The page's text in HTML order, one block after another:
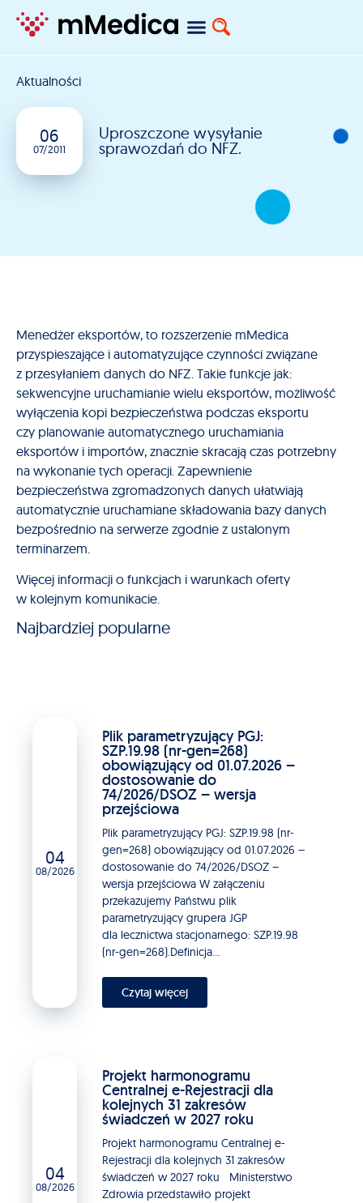
Aktualności
06
07/2011
Uproszczone wysyłanie
sprawozdań do NFZ.
Menedżer eksportów, to rozszerzenie mMedica
przyspieszające i automatyzujące czynności związane
z przesyłaniem danych do NFZ. Takie funkcje jak:
sekwencyjne uruchamianie wielu eksportów, możliwość
wyłączenia kopi bezpieczeństwa podczas eksportu
czy planowanie automatycznego uruchamiania
eksportów i importów, znacznie skracają czas potrzebny
na wykonanie tych operacji. Zapewnienie
bezpieczeństwa zgromadzonych danych ułatwiają
automatycznie uruchamiane składowania bazy danych
bezpośrednio na serwerze zgodnie z ustalonym
terminarzem.
Więcej informacji o funkcjach i warunkach oferty
w kolejnym komunikacie.
Najbardziej popularne
04
08/2026
Plik parametryzujący PGJ:
SZP.19.98 (nr-gen=268)
obowiązujący od 01.07.2026 –
dostosowanie do
74/2026/DSOZ – wersja
przejściowa
Plik parametryzujący PGJ: SZP.19.98 (nr-
gen=268) obowiązujący od 01.07.2026 –
dostosowanie do 74/2026/DSOZ –
wersja przejściowa W załączeniu
przekazujemy Państwu plik
parametryzujący grupera JGP
dla lecznictwa stacjonarnego: SZP.19.98
(nr-gen=268).Definicja...
Czytaj więcej
04
08/2026
Projekt harmonogramu
Centralnej e-Rejestracji dla
kolejnych 31 zakresów
świadczeń w 2027 roku
Projekt harmonogramu Centralnej e-
Rejestracji dla kolejnych 31 zakresów
świadczeń w 2027 roku Ministerstwo
Zdrowia przedstawiło projekt